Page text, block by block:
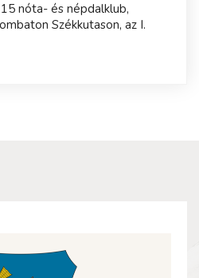
nóta- és népdalklub,
Székkutason, az I.